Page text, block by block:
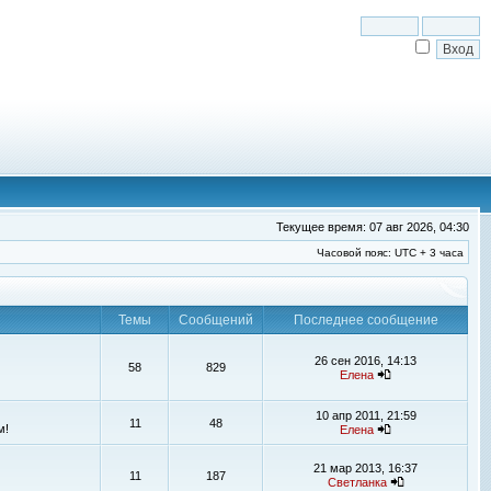
Текущее время: 07 авг 2026, 04:30
Часовой пояс: UTC + 3 часа
Темы Сообщений Последнее сообщение
58 829
26 сен 2016, 14:13
Елена
11 48
10 апр 2011, 21:59
Елена
11 187
21 мар 2013, 16:37
Светланка